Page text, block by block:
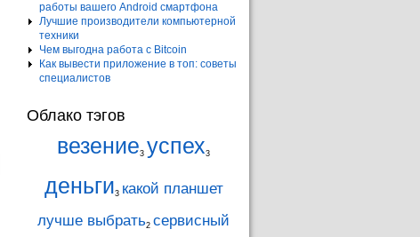
работы вашего Android смартфона
Лучшие производители компьютерной
техники
Чем выгодна работа с Bitcoin
Как вывести приложение в топ: советы
специалистов
Облако тэгов
везение3 успех3
деньги3 какой планшет
лучше выбрать2 сервисный